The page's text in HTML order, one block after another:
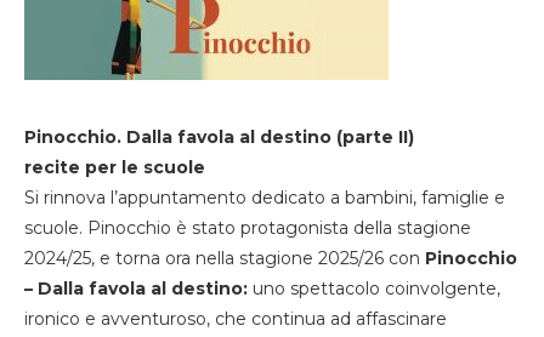
Pinocchio. Dalla favola al destino (parte II)
recite per le scuole
Si rinnova l’appuntamento dedicato a bambini, famiglie e
scuole. Pinocchio è stato protagonista della stagione
2024/25, e torna ora nella stagione 2025/26 con Pinocchio
– Dalla favola al destino: uno spettacolo coinvolgente,
ironico e avventuroso, che continua ad affascinare